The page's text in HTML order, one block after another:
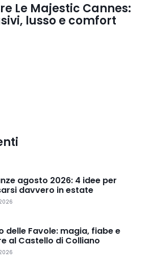
Le Majestic Cannes:
lusso e comfort
agosto 2026: 4 idee per
davvero in estate
delle Favole: magia, fiabe e
al Castello di Colliano